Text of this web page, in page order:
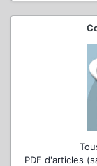
PDF d'articles